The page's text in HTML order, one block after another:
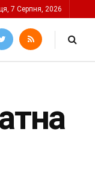
7 Серпня, 2026